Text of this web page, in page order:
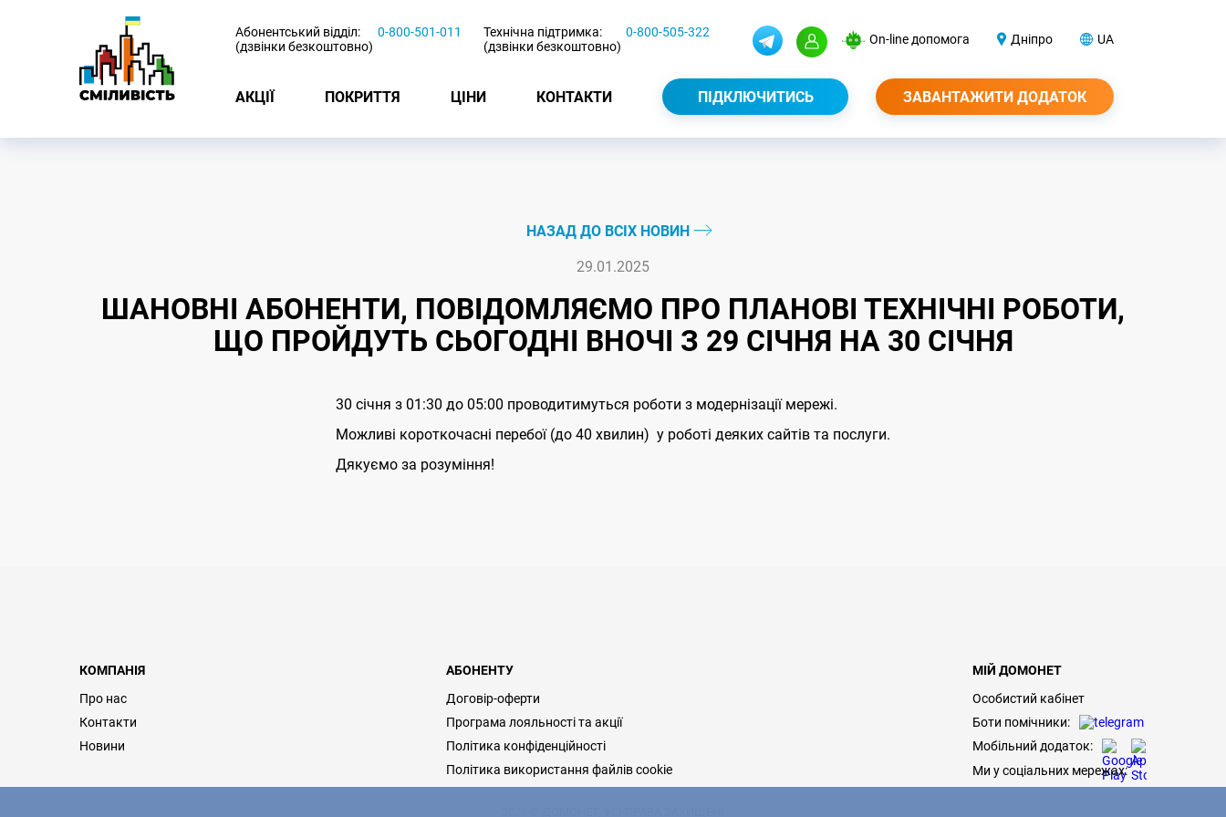
Абонентський відділ:
(дзвінки безкоштовно)
0-800-501-011
Технічна підтримка:
(дзвінки безкоштовно)
0-800-505-322 On-line допомога Дніпро UA
АКЦІЇ ПОКРИТТЯ ЦІНИ КОНТАКТИ ПІДКЛЮЧИТИСЬ ЗАВАНТАЖИТИ ДОДАТОК
НАЗАД ДО ВСІХ НОВИН
29.01.2025
ШАНОВНІ АБОНЕНТИ, ПОВІДОМЛЯЄМО ПРО ПЛАНОВІ ТЕХНІЧНІ РОБОТИ,
ЩО ПРОЙДУТЬ СЬОГОДНІ ВНОЧІ З 29 СІЧНЯ НА 30 СІЧНЯ
30 січня з 01:30 до 05:00 проводитимуться роботи з модернізації мережі.
Можливі короткочасні перебої (до 40 хвилин) у роботі деяких сайтів та послуги.
Дякуємо за розуміння!
КОМПАНІЯ
Про нас
Контакти
Новини
АБОНЕНТУ
Договір-оферти
Програма лояльності та акції
Політика конфіденційності
Політика використання файлів cookie
МІЙ ДОМОНЕТ
Особистий кабінет
Боти помічники:
Мобільний додаток:
Ми у соціальних мережах: